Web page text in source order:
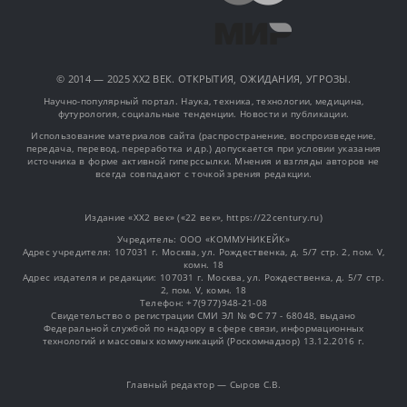
© 2014 — 2025 XX2 ВЕК. ОТКРЫТИЯ, ОЖИДАНИЯ, УГРОЗЫ.
Научно-популярный портал. Наука, техника, технологии, медицина,
футурология, социальные тенденции. Новости и публикации.
Использование материалов сайта (распространение, воспроизведение,
передача, перевод, переработка и др.) допускается при условии указания
источника в форме активной гиперссылки. Мнения и взгляды авторов не
всегда совпадают с точкой зрения редакции.
Издание «XX2 век» («22 век», https://22century.ru)
Учредитель: OOO «КОММУНИКЕЙК»
Адрес учредителя: 107031 г. Москва, ул. Рождественка, д. 5/7 стр. 2, пом. V,
комн. 18
Адрес издателя и редакции: 107031 г. Москва, ул. Рождественка, д. 5/7 стр.
2, пом. V, комн. 18
Телефон: +7(977)948-21-08
Свидетельство о регистрации СМИ ЭЛ № ФС 77 - 68048, выдано
Федеральной службой по надзору в сфере связи, информационных
технологий и массовых коммуникаций (Роскомнадзор) 13.12.2016 г.
Главный редактор — Сыров С.В.